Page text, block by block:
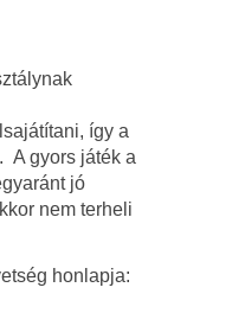
így a
A gyors játék a
jó
nem terheli
honlapja: